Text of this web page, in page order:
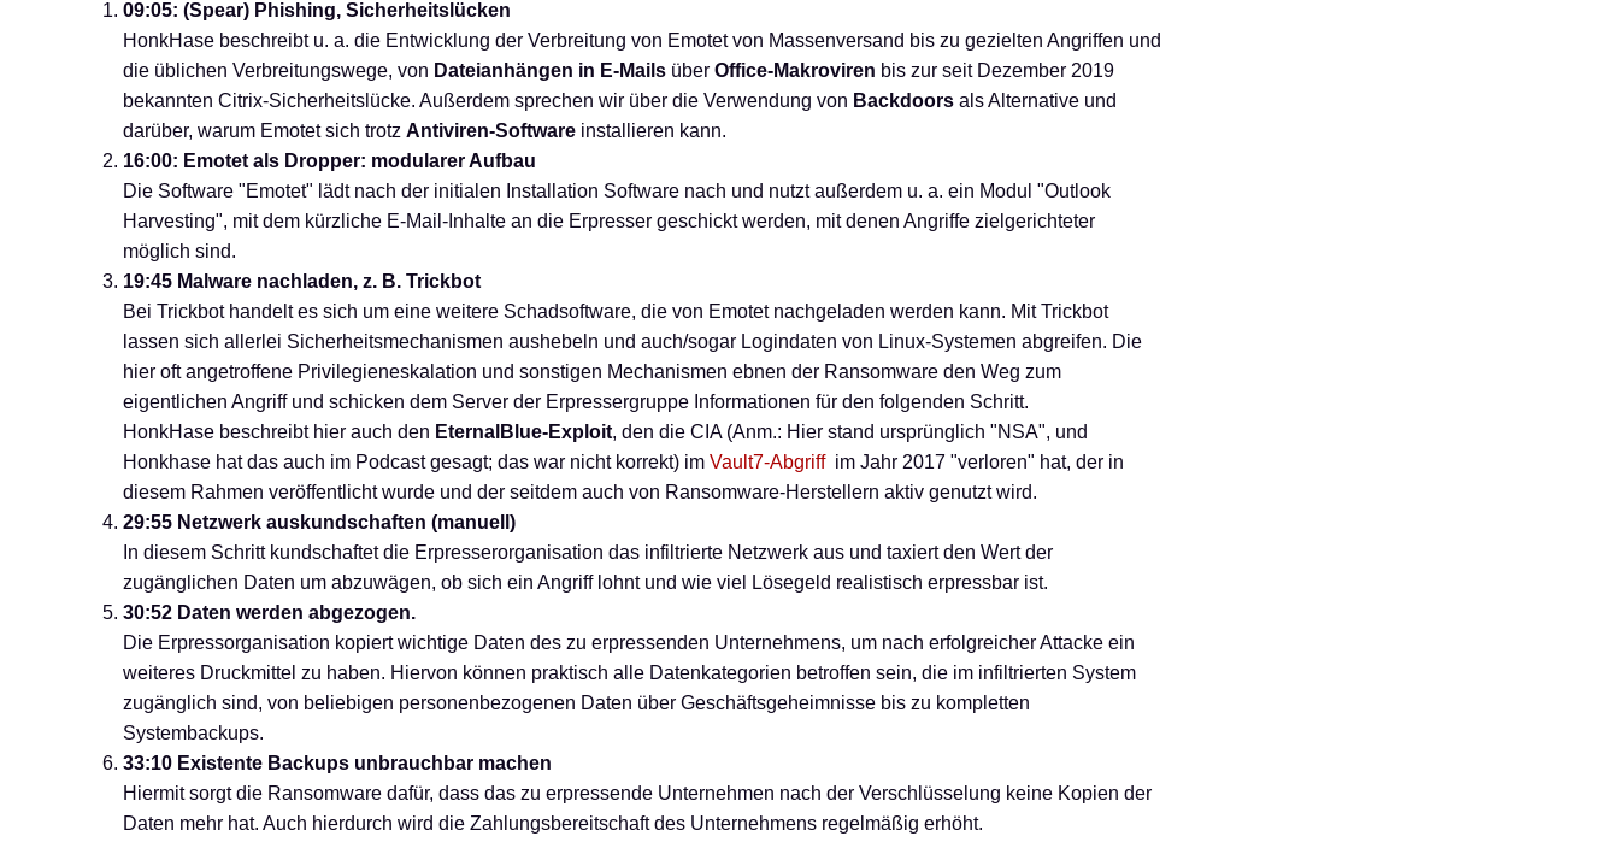
09:05: (Spear) Phishing, Sicherheitslücken
HonkHase beschreibt u. a. die Entwicklung der Verbreitung von Emotet von Massenversand bis zu gezielten Angriffen und
die üblichen Verbreitungswege, von Dateianhängen in E-Mails über Office-Makroviren bis zur seit Dezember 2019
bekannten Citrix-Sicherheitslücke. Außerdem sprechen wir über die Verwendung von Backdoors als Alternative und
darüber, warum Emotet sich trotz Antiviren-Software installieren kann.
16:00: Emotet als Dropper: modularer Aufbau
Die Software "Emotet" lädt nach der initialen Installation Software nach und nutzt außerdem u. a. ein Modul "Outlook
Harvesting", mit dem kürzliche E-Mail-Inhalte an die Erpresser geschickt werden, mit denen Angriffe zielgerichteter
möglich sind.
19:45 Malware nachladen, z. B. Trickbot
Bei Trickbot handelt es sich um eine weitere Schadsoftware, die von Emotet nachgeladen werden kann. Mit Trickbot
lassen sich allerlei Sicherheitsmechanismen aushebeln und auch/sogar Logindaten von Linux-Systemen abgreifen. Die
hier oft angetroffene Privilegieneskalation und sonstigen Mechanismen ebnen der Ransomware den Weg zum
eigentlichen Angriff und schicken dem Server der Erpressergruppe Informationen für den folgenden Schritt.
HonkHase beschreibt hier auch den EternalBlue-Exploit, den die CIA (Anm.: Hier stand ursprünglich "NSA", und
Honkhase hat das auch im Podcast gesagt; das war nicht korrekt) im Vault7-Abgriffim Jahr 2017 "verloren" hat, der in
diesem Rahmen veröffentlicht wurde und der seitdem auch von Ransomware-Herstellern aktiv genutzt wird.
29:55 Netzwerk auskundschaften (manuell)
In diesem Schritt kundschaftet die Erpresserorganisation das infiltrierte Netzwerk aus und taxiert den Wert der
zugänglichen Daten um abzuwägen, ob sich ein Angriff lohnt und wie viel Lösegeld realistisch erpressbar ist.
30:52 Daten werden abgezogen.
Die Erpressorganisation kopiert wichtige Daten des zu erpressenden Unternehmens, um nach erfolgreicher Attacke ein
weiteres Druckmittel zu haben. Hiervon können praktisch alle Datenkategorien betroffen sein, die im infiltrierten System
zugänglich sind, von beliebigen personenbezogenen Daten über Geschäftsgeheimnisse bis zu kompletten
Systembackups.
33:10 Existente Backups unbrauchbar machen
Hiermit sorgt die Ransomware dafür, dass das zu erpressende Unternehmen nach der Verschlüsselung keine Kopien der
Daten mehr hat. Auch hierdurch wird die Zahlungsbereitschaft des Unternehmens regelmäßig erhöht.